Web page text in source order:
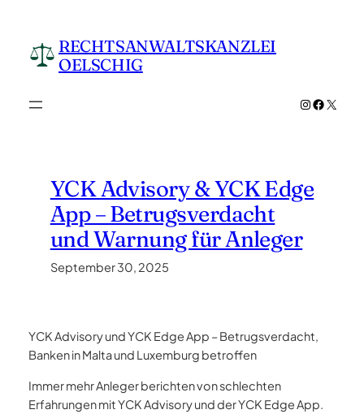
springen RECHTSANWALTSKANZLEI
OELSCHIG
Instagram
X
YCK Advisory & YCK Edge
App – Betrugsverdacht
und Warnung für Anleger
September 30, 2025
YCK Advisory und YCK Edge App – Betrugsverdacht,
Banken in Malta und Luxemburg betroffen
Immer mehr Anleger berichten von schlechten
Erfahrungen mit YCK Advisory und der YCK Edge App.